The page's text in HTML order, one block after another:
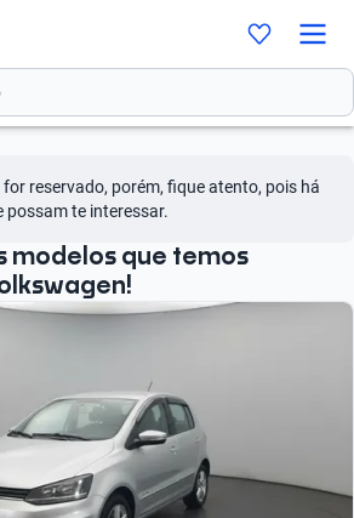
for reservado, porém, fique atento, pois há
possam te interessar.
modelos que temos